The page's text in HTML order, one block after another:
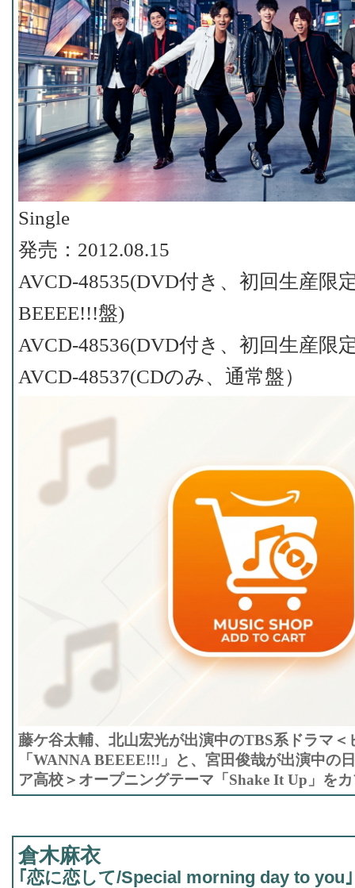
Single
発売：2012.08.15
AVCD-48535(DVD付き、初回生産限
BEEEE!!!盤)
AVCD-48536(DVD付き、初回生産限
AVCD-48537(CDのみ、通常盤）
藤ケ谷太輔、北山宏光が出演中のTBS系ドラマ
「WANNA BEEEE!!!」と、宮田俊哉が出演中の
ア高校＞オープニングテーマ「Shake It Up」を
倉木麻衣
｢恋に恋して/Special morning day to you｣